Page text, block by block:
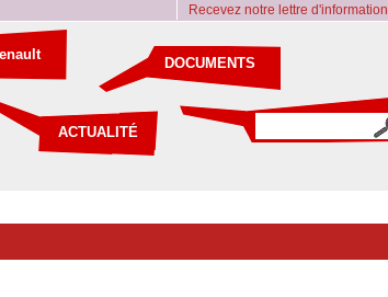
Recevez notre lettre d'information
ACTUALITÉ
DOCUMENTS